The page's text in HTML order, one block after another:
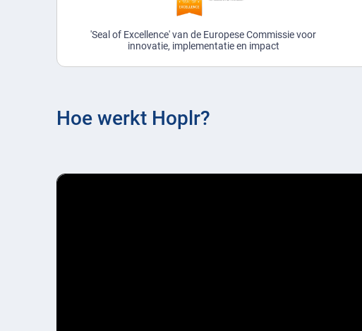
'Seal of Excellence' van de Europese Commissie voor
innovatie, implementatie en impact
Hoe werkt Hoplr?